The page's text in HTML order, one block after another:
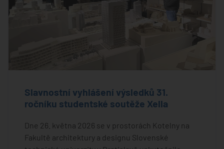
Slavnostní vyhlášení výsledků 31.
ročníku studentské soutěže Xella
Dne 26. května 2026 se v prostorách Kotelny na
Fakultě architektury a designu Slovenské